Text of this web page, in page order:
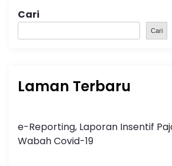
Cari
Cari
Laman Terbaru
e-Reporting, Laporan Insentif
Wabah Covid-19